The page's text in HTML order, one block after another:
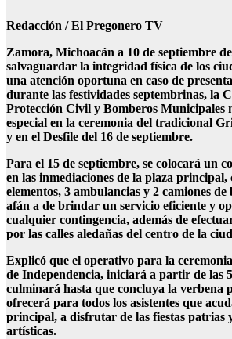
Redacción / El Pregonero TV
Zamora, Michoacán a 10 de septiembre
salvaguardar la integridad física de los
una atención oportuna en caso de
durante las festividades septembrinas, la
Protección Civil y Bomberos Municipales
especial en la ceremonia del tradicional
y en el Desfile del 16 de septiembre.
Para el 15 de septiembre, se colocará un
en las inmediaciones de la plaza principal,
elementos, 3 ambulancias y 2 camiones de
afán a de brindar un servicio eficiente y
cualquier contingencia, además de
por las calles aledañas del centro de la
Explicó que el operativo para la
de Independencia, iniciará a partir de las
culminará hasta que concluya la verbena
ofrecerá para todos los asistentes que
principal, a disfrutar de las fiestas patrias
artísticas.